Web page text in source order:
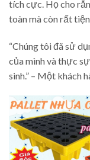
tích cực. Họ cho
toàn mà còn rất
“Chúng tôi đã sử
của mình và thực
sinh.” – Một khách